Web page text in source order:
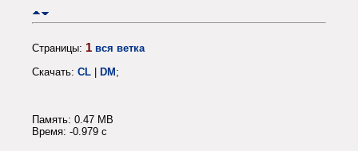
Страницы: 1 вся ветка
Скачать: CL | DM;
Память: 0.47 MB
Время: -0.979 c